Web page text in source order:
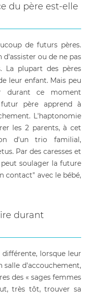
du père est-elle
de futurs pères.
ou de ne pas
La plupart des pères
leur enfant. Mais peu
durant ce moment
père apprend à
L'haptonomie
les 2 parents, à cet
d'un trio familial,
Par des caresses et
soulager la future
contact" avec le bébé,
durant
lorsque leur
salle d'accouchement,
des « sages femmes
très tôt, trouver sa